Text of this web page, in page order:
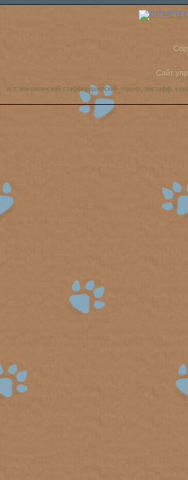
Сайт
аст, американский стаффордширский терьер, амстафф,